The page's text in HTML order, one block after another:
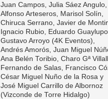
Juan Campos, Julia Sáez Angulo,
Alfonso Arteseros, Marisol Solín,
Chiruca Serrano, Javier de
Ignacio Rubio, Eduardo Guaylupo,
Gustavo Arroyo (4K Eventos),
Andrés Amorós, Juan Miguel
Ana Belén Toribio, Charo Gª
Fernando de Salas, Francisco
César Miguel Nuño de la Rosa y
José Miguel Carrillo de Albornoz
(Vizconde de Torre Hidalgo)